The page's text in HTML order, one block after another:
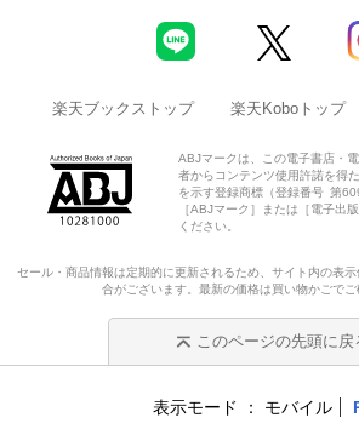
楽天ブックストップ 楽天Koboトップ
ABJマークは、この電子書店・
者からコンテンツ使用許諾を得
を示す登録商標（登録番号 第
［ABJマーク］または［電子出
ください。
セール・商品情報は定期的に更新されるため、サイト内の表
合がございます。最新の価格は買い物かごでご
このページの先頭に戻
表示モード モバイル